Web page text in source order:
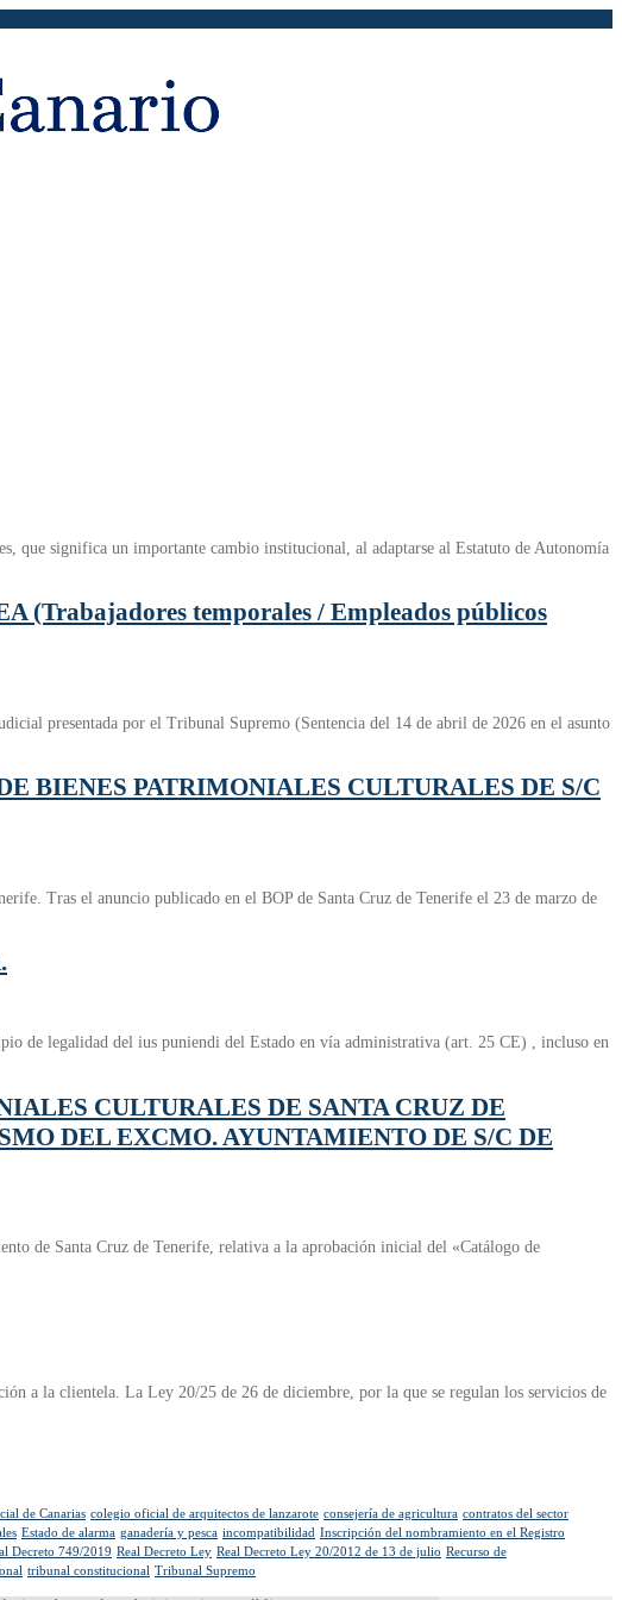
que significa un importante cambio institucional, al adaptarse al Estatuto de Autonomía
(Trabajadores temporales / Empleados públicos
presentada por el Tribunal Supremo (Sentencia del 14 de abril de 2026 en el asunto
BIENES PATRIMONIALES CULTURALES DE S/C
Tras el anuncio publicado en el BOP de Santa Cruz de Tenerife el 23 de marzo de
de legalidad del ius puniendi del Estado en vía administrativa (art. 25 CE) , incluso en
CULTURALES DE SANTA CRUZ DE
DEL EXCMO. AYUNTAMIENTO DE S/C DE
de Santa Cruz de Tenerife, relativa a la aprobación inicial del «Catálogo de
a la clientela. La Ley 20/25 de 26 de diciembre, por la que se regulan los servicios de
de Canarias colegio oficial de arquitectos de lanzarote consejería de agricultura contratos del sector
Estado de alarma ganadería y pesca incompatibilidad Inscripción del nombramiento en el Registro
Decreto 749/2019 Real Decreto Ley Real Decreto Ley 20/2012 de 13 de julio Recurso de
tribunal constitucional Tribunal Supremo